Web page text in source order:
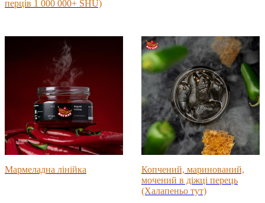
перців 1 000 000+ SHU)
Мармеладна лінійка
Копчений, маринований,
мочений в діжці перець
(Халапеньо тут)